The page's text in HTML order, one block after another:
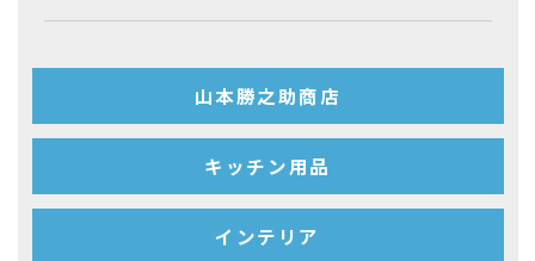
山本勝之助商店
キッチン用品
インテリア